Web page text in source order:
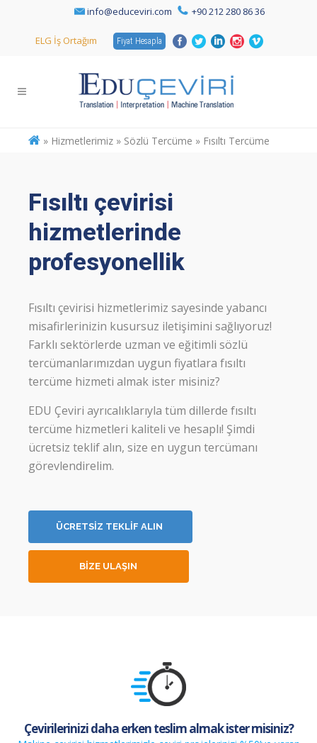
info@educeviri.com +90 212 280 86 36
ELG İş Ortağım Fiyat Hesapla
» Hizmetlerimiz » Sözlü Tercüme » Fısıltı Tercüme
Fısıltı çevirisi
hizmetlerinde
profesyonellik
Fısıltı çevirisi hizmetlerimiz sayesinde yabancı
misafirlerinizin kusursuz iletişimini sağlıyoruz!
Farklı sektörlerde uzman ve eğitimli sözlü
tercümanlarımızdan uygun fiyatlara fısıltı
tercüme hizmeti almak ister misiniz?
EDU Çeviri ayrıcalıklarıyla tüm dillerde fısıltı
tercüme hizmetleri kaliteli ve hesaplı! Şimdi
ücretsiz teklif alın, size en uygun tercümanı
görevlendirelim.
ÜCRETSİZ TEKLİF ALIN
BİZE ULAŞIN
Çevirilerinizi daha erken teslim almak ister misiniz?